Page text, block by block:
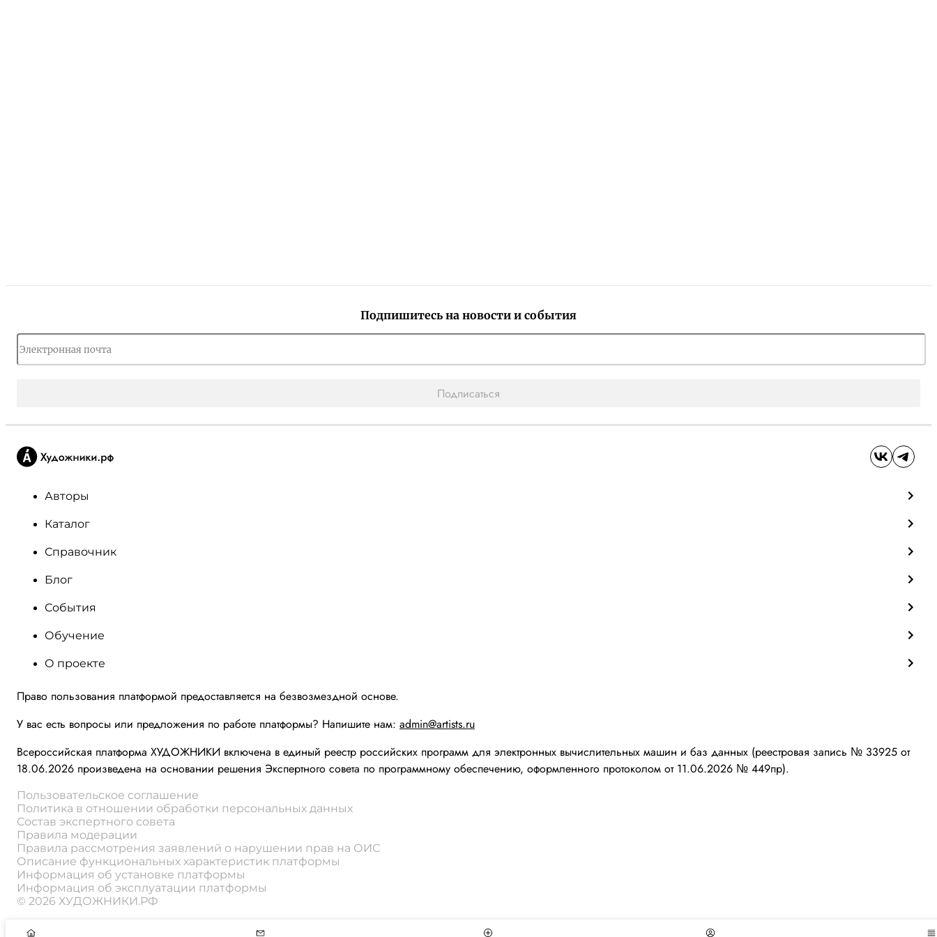
Подпишитесь на новости и события
Подписаться
Авторы
Каталог
Справочник
Блог
События
Обучение
О проекте
Право пользования платформой предоставляется на безвозмездной основе.
У вас есть вопросы или предложения по работе платформы? Напишите нам: admin@artists.ru
Всероссийская платформа ХУДОЖНИКИ включена в единый реестр российских программ для электронных вычислительных машин и баз данных (реестровая запись № 33925 от
18.06.2026 произведена на основании решения Экспертного совета по программному обеспечению, оформленного протоколом от 11.06.2026 № 449пр).
Пользовательское соглашение
Политика в отношении обработки персональных данных
Состав экспертного совета
Правила модерации
Правила рассмотрения заявлений о нарушении прав на ОИС
Описание функциональных характеристик платформы
Информация об установке платформы
Информация об эксплуатации платформы
© 2026 ХУДОЖНИКИ.РФ